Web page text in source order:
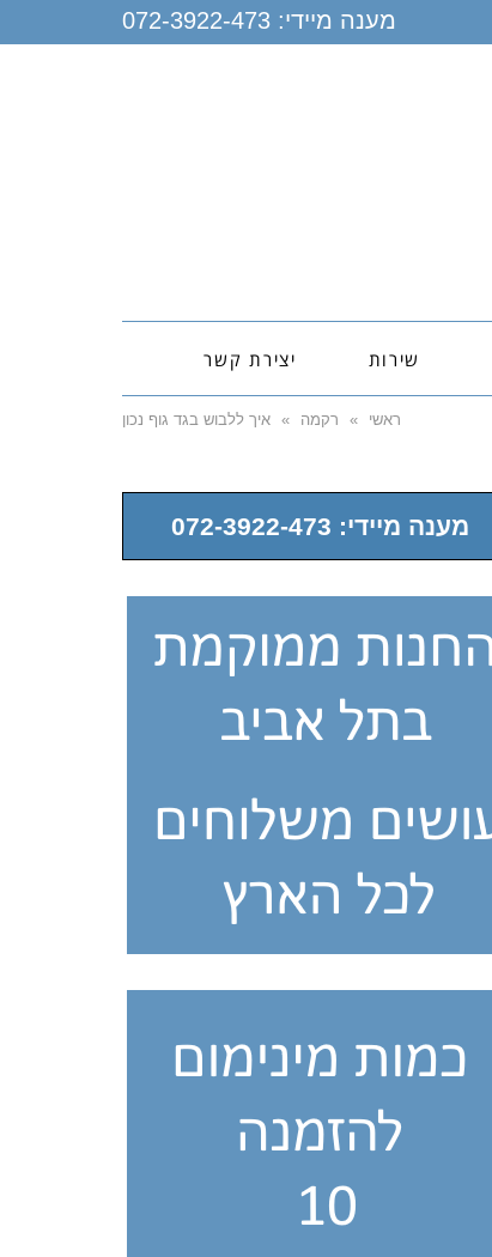
מענה מיידי: 072-3922-473
שירות יצירת קשר
ראשי » רקמה » איך ללבוש בגד גוף נכון
מענה מיידי: 072-3922-473